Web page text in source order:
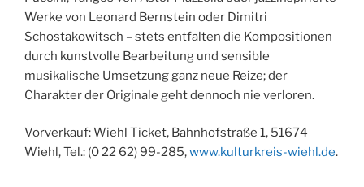
Werke von Leonard Bernstein oder Dimitri
Schostakowitsch – stets entfalten die Kompositionen
durch kunstvolle Bearbeitung und sensible
musikalische Umsetzung ganz neue Reize; der
Charakter der Originale geht dennoch nie verloren.
Vorverkauf: Wiehl Ticket, Bahnhofstraße 1, 51674
Wiehl, Tel.: (0 22 62) 99-285,www.kulturkreis-wiehl.de.